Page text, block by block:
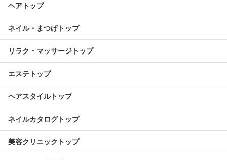
ヘアトップ
ネイル・まつげトップ
リラク・マッサージトップ
エステトップ
ヘアスタイルトップ
ネイルカタログトップ
美容クリニックトップ